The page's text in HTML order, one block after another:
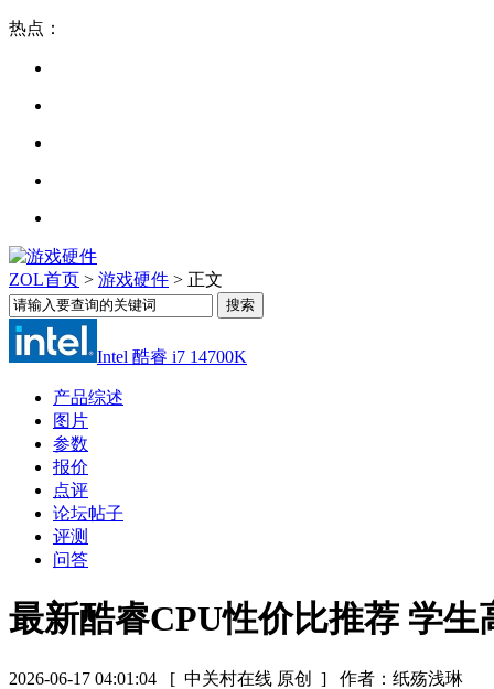
热点：
ZOL首页 > 游戏硬件 > 正文
Intel 酷睿 i7 14700K
产品综述
图片
参数
报价
点评
论坛帖子
评测
问答
最新酷睿CPU性价比推荐 学
2026-06-17 04:01:04 [ 中关村在线 原创 ] 作者：纸殇浅琳